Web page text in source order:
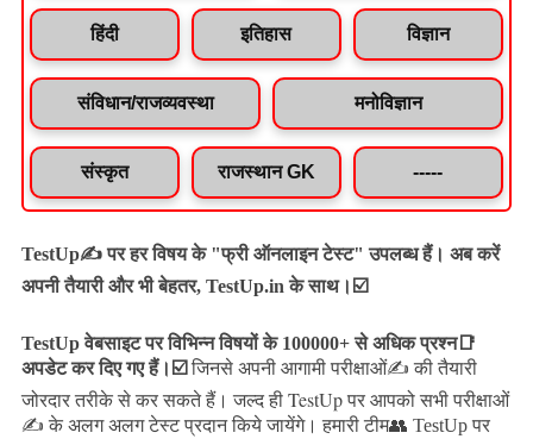
हिंदी इतिहास विज्ञान
संविधान/राजव्यवस्था मनोविज्ञान
संस्कृत राजस्थान GK -----
TestUp✍️ पर हर विषय के "फ्री ऑनलाइन टेस्ट" उपलब्ध हैं। अब करें
अपनी तैयारी और भी बेहतर, TestUp.in के साथ।☑️
TestUp वेबसाइट पर विभिन्न विषयों के 100000+ से अधिक प्रश्न📑
अपडेट कर दिए गए हैं। ☑️ जिनसे अपनी आगामी परीक्षाओं✍️ की तैयारी
जोरदार तरीके से कर सकते हैं।जल्द ही TestUp पर आपको सभी परीक्षाओं
✍️ के अलग अलग टेस्ट प्रदान किये जायेंगे। हमारी टीम👥 TestUp पर